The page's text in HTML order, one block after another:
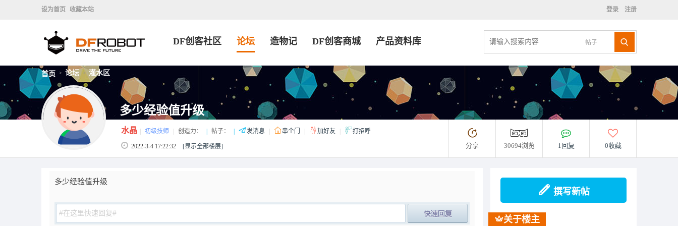
设为首页 收藏本站 登录 注册
帖子
DF创客社区 论坛 造物记 DF创客商城 产品资料库
首页 > 论坛 > 灌水区
多少经验值升级
水晶 初级技师 创造力： 帖子： 发消息 串个门 加好友 打招呼
2022-3-4 17:22:32 [显示全部楼层] 分享 30694浏览 1回复 0收藏
多少经验值升级
撰写新帖
关于楼主